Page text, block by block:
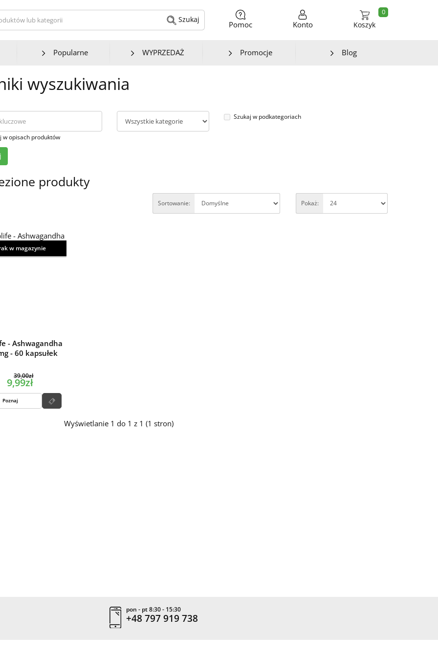
produktów lub kategorii Szukaj
Pomoc Konto Koszyk
0
Popularne WYPRZEDAŻ Promocje Blog
wyszukiwania
Szukaj w podkategoriach
w opisach produktów
produkty
Sortowanie: Pokaż:
w magazynie
- Ashwagandha
- 60 kapsułek
39,00zł
9,99zł
Poznaj
Wyświetlanie 1 do 1 z 1 (1 stron)
pon - pt 8:30 - 15:30
+48 797 919 738